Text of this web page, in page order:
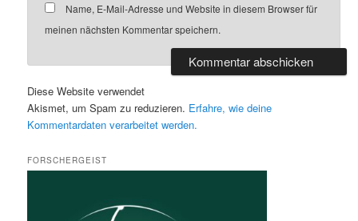
Name, E-Mail-Adresse und Website in diesem Browser für
meinen nächsten Kommentar speichern.
Diese Website verwendet
Akismet, um Spam zu reduzieren. Erfahre, wie deine
Kommentardaten verarbeitet werden.
FORSCHERGEIST